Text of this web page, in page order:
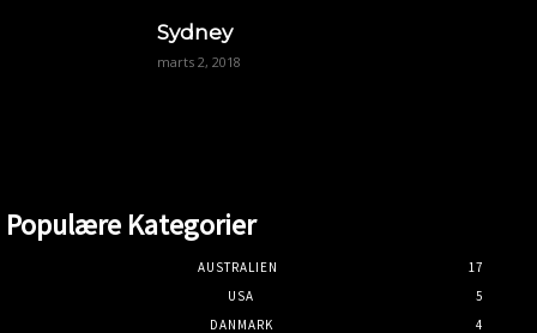
Sydney
marts 2, 2018
Populære Kategorier
AUSTRALIEN
17
USA
5
DANMARK
4